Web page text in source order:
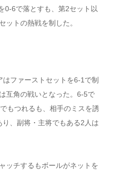
0-6で落とすも、第2セット以
ットの熱戦を制した。
はファーストセットを6-1 で制
互角の戦いとなった。 6-5で
もつれるも、相手のミスを誘
り、副将・主将でもある2 人は
ッチするもボールがネットを